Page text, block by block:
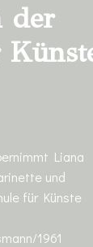
der
Liana
und
für Künste
1961